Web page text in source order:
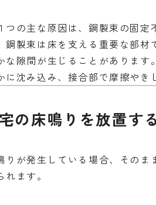
つの主な原因は、鋼製束の固
鋼製束は床を支える重要な部
な隙間が生じることがありま
に沈み込み、接合部で摩擦やき
の床鳴りを放置す
りが発生している場合、その
ます。